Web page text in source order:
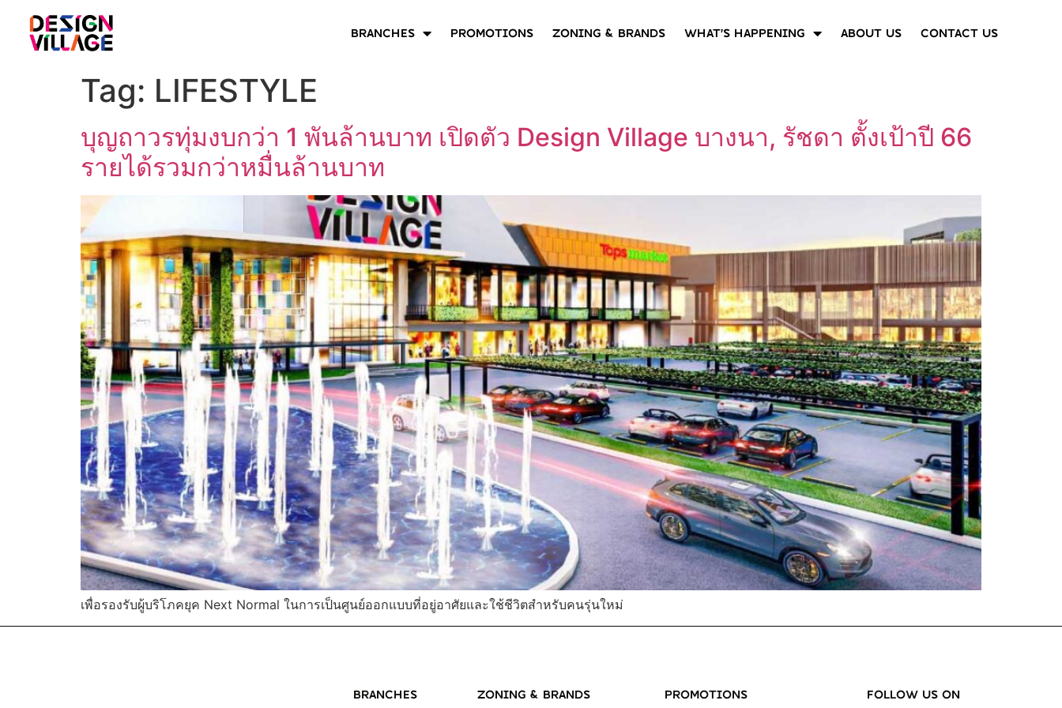
BRANCHES PROMOTIONS ZONING & BRANDS WHAT’S HAPPENING ABOUT US CONTACT US
Tag: LIFESTYLE
บุญถาวรทุ่มงบกว่า 1 พันล้านบาท เปิดตัว Design Village บางนา, รัชดา ตั้งเป้าปี 66
รายได้รวมกว่าหมื่นล้านบาท
เพื่อรองรับผู้บริโภคยุค Next Normal ในการเป็นศูนย์ออกแบบที่อยู่อาศัยและใช้ชีวิตสำหรับคนรุ่นใหม่
BRANCHES ZONING & BRANDS PROMOTIONS FOLLOW US ON